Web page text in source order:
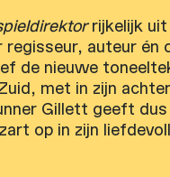
rijkelijk uit
auteur én
de nieuwe
met in zijn
Gillett geeft
op in zijn